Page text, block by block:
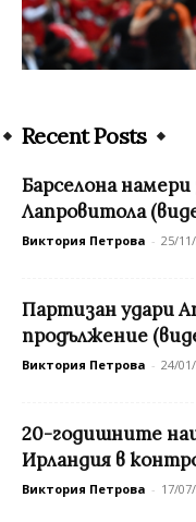
Recent Posts
Барселона
Лапровитола
Виктория Петрова - 25/
Партизан удари
продължение
Виктория Петрова - 24/
20-годишните
Ирландия в
Виктория Петрова - 17/